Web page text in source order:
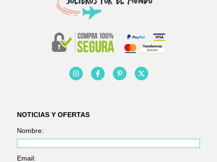
NOTICIAS Y OFERTAS
Nombre:
Email: